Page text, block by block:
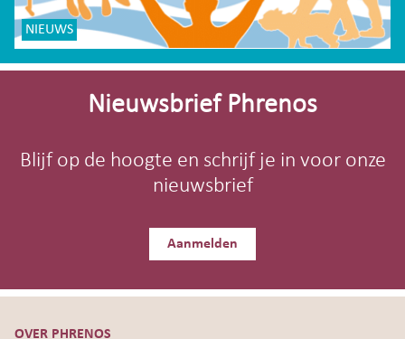
NIEUWS
Site-
Nieuwsbrief Phrenos
Blijf op de hoogte en schrijf je in voor onze
nieuwsbrief
Aanmelden
OVER PHRENOS